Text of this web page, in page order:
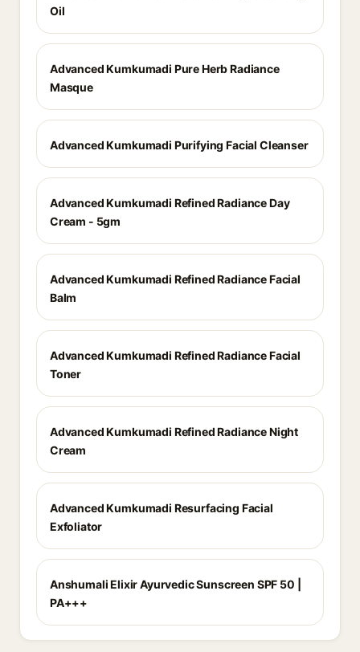
Oil
Advanced Kumkumadi Pure Herb Radiance
Masque
Advanced Kumkumadi Purifying Facial Cleanser
Advanced Kumkumadi Refined Radiance Day
Cream - 5gm
Advanced Kumkumadi Refined Radiance Facial
Balm
Advanced Kumkumadi Refined Radiance Facial
Toner
Advanced Kumkumadi Refined Radiance Night
Cream
Advanced Kumkumadi Resurfacing Facial
Exfoliator
Anshumali Elixir Ayurvedic Sunscreen SPF 50 |
PA+++